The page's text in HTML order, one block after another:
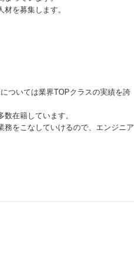
を募集します。
ついては業界TOPクラスの実績を誇
在籍しています。
務をこなしていけるので、エンジニア